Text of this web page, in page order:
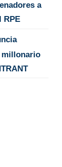
a
RPE
millonario